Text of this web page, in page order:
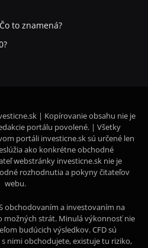
to znamená?
| Kopírovanie obsahu nie je
portálu povolené. | Všetky
portáli investicne.sk sú určené len
ako konkrétne obchodné
webstránky investicne.sk nie je
rozhodnutia a pokyny čitateľov
webu.
obchodovaním a investovaním na
možných strát. Minulá výkonnosť nie
budúcich výsledkov. CFD sú
nimi obchodujete, existuje tu riziko,